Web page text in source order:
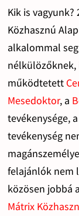
Kik is
Közhasznú
alkalommal
működtetett
Mesedoktor, a
tevékenysége,
tevékenység
felajánlók nem
közösen jobbá
Mátrix